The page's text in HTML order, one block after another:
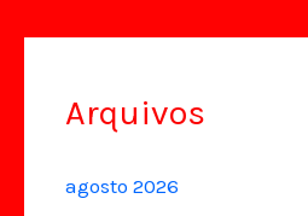
Arquivos
agosto 2026